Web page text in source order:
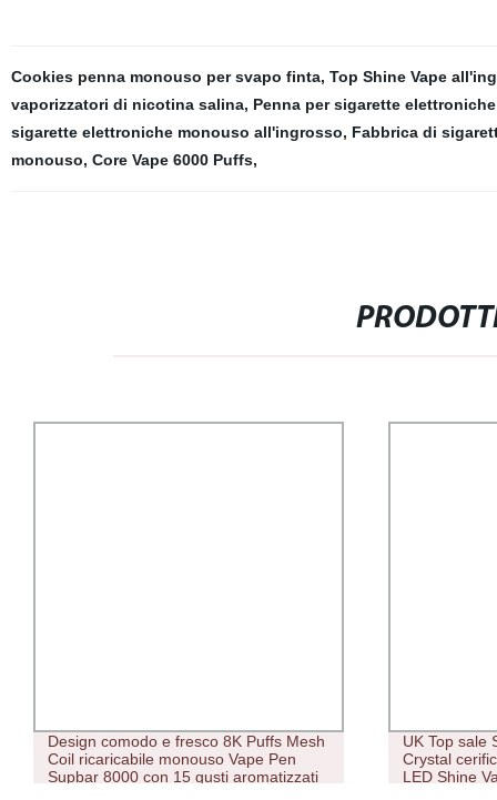
Cookies penna monouso per svapo finta, Top Shine Vape
vaporizzatori di nicotina salina, Penna per sigarette
sigarette elettroniche monouso all'ingrosso, Fabbrica di
monouso, Core Vape 6000 Puffs,
Design comodo e fresco 8K Puffs Mesh
Coil ricaricabile monouso Vape Pen
Supbar 8000 con 15 gusti aromatizzati
UK Top sale
Crystal
LED Shine